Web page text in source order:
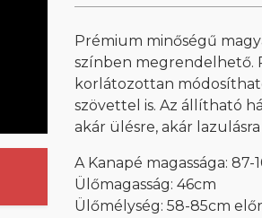
Prémium minőségű
színben megrendelhető.
korlátozottan
szövettel is. Az állítható
akár ülésre, akár lazulásra
A Kanapé magassága:
Ülőmagasság: 46cm
Ülőmélység: 58-85cm